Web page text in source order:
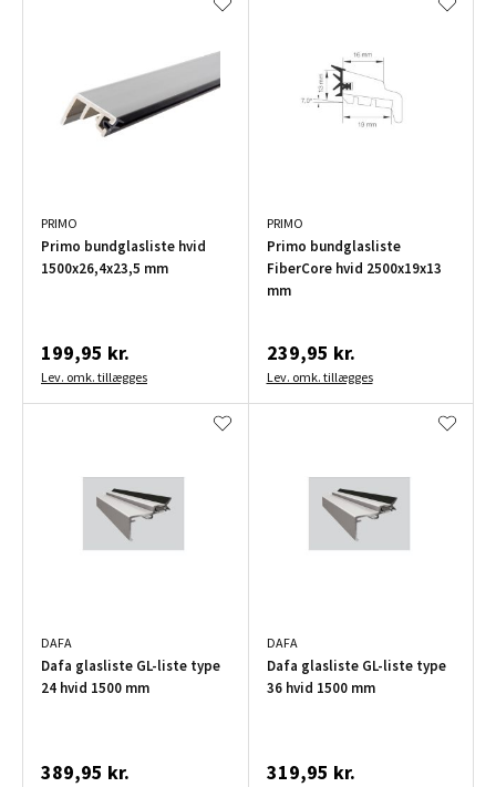
PRIMO
Primo bundglasliste hvid
1500x26,4x23,5 mm
199,95 kr.
Lev. omk. tillægges
PRIMO
Primo bundglasliste
FiberCore hvid 2500x19x13
mm
239,95 kr.
Lev. omk. tillægges
DAFA
Dafa glasliste GL-liste type
24 hvid 1500 mm
389,95 kr.
DAFA
Dafa glasliste GL-liste type
36 hvid 1500 mm
319,95 kr.